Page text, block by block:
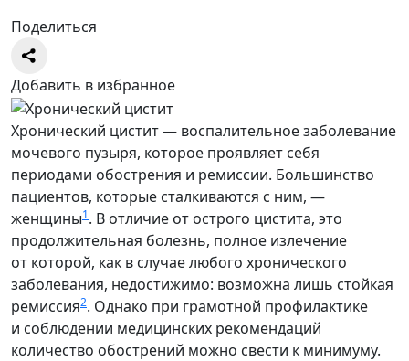
Поделиться
Добавить в избранное
Хронический цистит — воспалительное заболевание
мочевого пузыря, которое проявляет себя
периодами обострения и ремиссии. Большинство
пациентов, которые сталкиваются с ним, —
женщины1. В отличие от острого цистита, это
продолжительная болезнь, полное излечение
от которой, как в случае любого хронического
заболевания, недостижимо: возможна лишь стойкая
ремиссия2. Однако при грамотной профилактике
и соблюдении медицинских рекомендаций
количество обострений можно свести к минимуму.